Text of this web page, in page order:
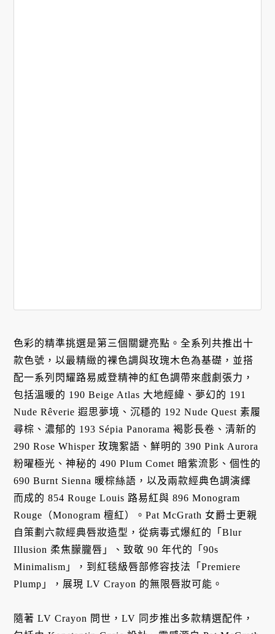
色彩的精準挑選是第三個關鍵亮點。全系列共推出十
款色號，以最精緻的裸色調與玫瑰木色為基礎，並搭
配一系列閃耀路易威登精神的紅色調帶來戲劇張力，
包括溫暖的 190 Beige Atlas 大地經緯、夢幻的 191
Nude Rêverie 遐思夢境、沉穩的 192 Nude Quest 素履
尋棕、濃郁的 193 Sépia Panorama 褐影長卷、清新的
290 Rose Whisper 玫瑰絮語、鮮明的 390 Pink Aurora
粉曜極光、神秘的 490 Plum Comet 暗紫流影、個性的
690 Burnt Sienna 暖棕絲語，以及兩款經典色調演繹
而成的 854 Rouge Louis 路易紅與 896 Monogram
Rouge（Monogram 檀紅）。Pat McGrath 女爵士更親
自策劃六款經典唇妝造型，從病毒式爆紅的「Blur
Illusion 柔焦朦朧唇」、致敬 90 年代的「90s
Minimalism」，到紅毯級唇部修容技法「Premiere
Plump」，展現 LV Crayon 的無限唇妝可能。
隨著 LV Crayon 問世，LV 同步推出多款精選配件，